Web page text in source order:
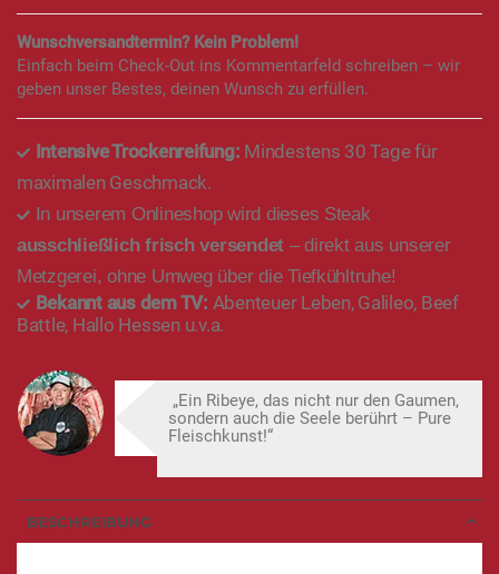
Wunschversandtermin? Kein Problem!
Einfach beim Check-Out ins Kommentarfeld schreiben – wir
geben unser Bestes, deinen Wunsch zu erfüllen.
Intensive Trockenreifung: Mindestens 30 Tage für
maximalen Geschmack.
In unserem Onlineshop wird dieses Steak
ausschließlich frisch versendet – direkt aus unserer
Metzgerei, ohne Umweg über die Tiefkühltruhe!
Bekannt aus dem TV: Abenteuer Leben, Galileo, Beef
Battle, Hallo Hessen u.v.a.
„Ein Ribeye, das nicht nur den Gaumen,
sondern auch die Seele berührt – Pure
Fleischkunst!“
BESCHREIBUNG